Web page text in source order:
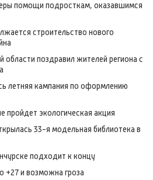
помощи подросткам, оказавшимся
строительство нового
области поздравил жителей региона с
летняя кампания по оформлению
пройдет экологическая акция
33-я модельная библиотека в
подходит к концу
+27 и возможна гроза